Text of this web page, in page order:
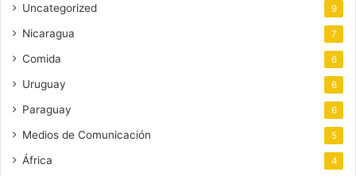
Uncategorized 9
Nicaragua 7
Comida 6
Uruguay 6
Paraguay 6
Medios de Comunicación 5
África 4